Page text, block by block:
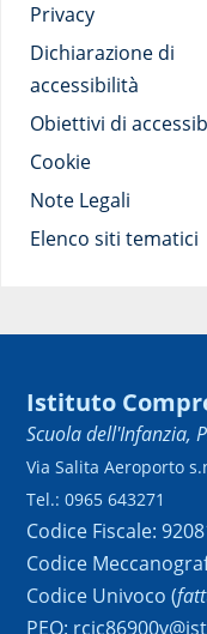
Privacy
Dichiarazione di
accessibilità
Obiettivi di
Cookie
Note Legali
Elenco siti tematici
Istituto
Scuola dell'Infanzia,
Via Salita Aeroporto
Tel.: 0965 643271
Codice Fiscale:
Codice
Codice Univoco (
PEO: